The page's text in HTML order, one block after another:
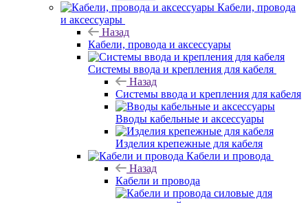
Кабели, провода
и аксессуары
Назад
Кабели, провода и аксессуары
Системы ввода и крепления для кабеля
Назад
Системы ввода и крепления для кабеля
Вводы кабельные и аксессуары
Изделия крепежные для кабеля
Кабели и провода
Назад
Кабели и провода